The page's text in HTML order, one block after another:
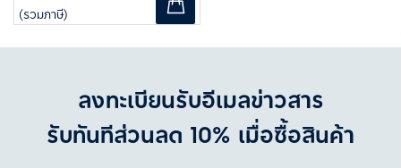
(รวมภาษี)
ลงทะเบียนรับอีเมลข่าวสาร
รับทันทีส่วนลด 10% เมื่อซื้อสินค้า